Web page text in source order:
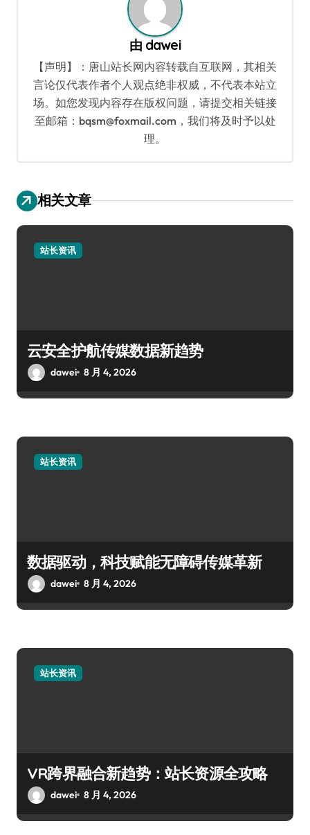
由 dawei
【声明】：唐山站长网内容转载自互联网，其相关
言论仅代表作者个人观点绝非权威，不代表本站立
场。如您发现内容存在版权问题，请提交相关链接
至邮箱：bqsm@foxmail.com，我们将及时予以处
理。
相关文章
站长资讯
云安全护航传媒数据新趋势
dawei 8 月 4, 2026
站长资讯
数据驱动，科技赋能无障碍传媒革新
dawei 8 月 4, 2026
站长资讯
VR跨界融合新趋势：站长资源全攻略
dawei 8 月 4, 2026